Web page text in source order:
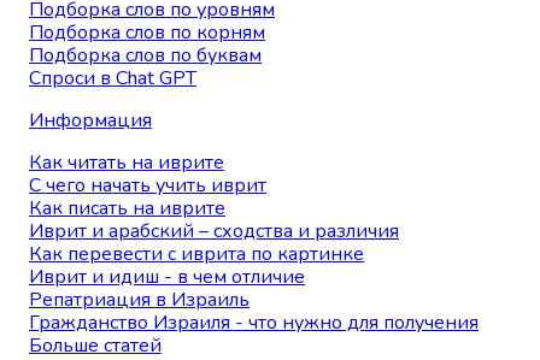
Подборка слов по уровням
Подборка слов по корням
Подборка слов по буквам
Спроси в Chat GPT
Информация
Как читать на иврите
С чего начать учить иврит
Как писать на иврите
Иврит и арабский – сходства и различия
Как перевести с иврита по картинке
Иврит и идиш - в чем отличие
Репатриация в Израиль
Гражданство Израиля - что нужно для получения
Больше статей